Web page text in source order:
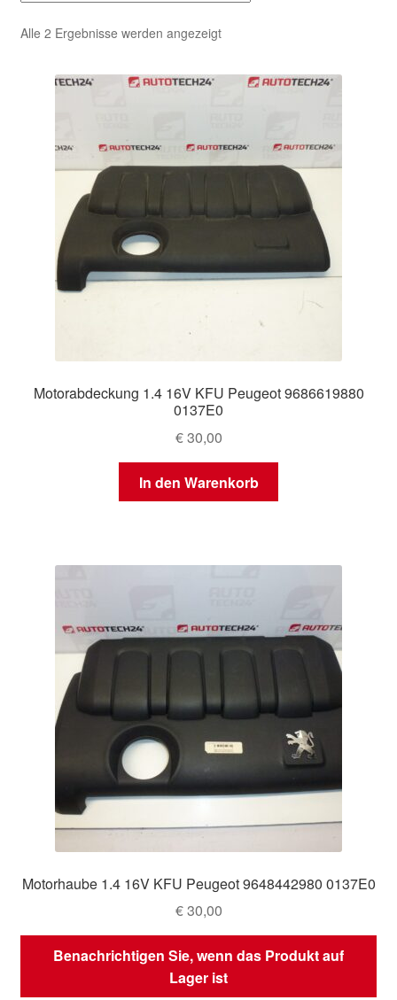
Alle 2 Ergebnisse werden angezeigtNach
sortiert
Motorabdeckung 1.4 16V KFU Peugeot 9686619880
0137E0
€30,00
In den Warenkorb
Motorhaube 1.4 16V KFU Peugeot 9648442980 0137E0
€30,00
Benachrichtigen Sie, wenn das Produkt auf
Lager ist